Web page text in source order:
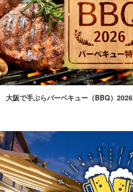
大阪で手ぶらバーベキュー（BBQ）2026